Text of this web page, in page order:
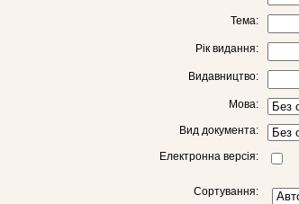
Тема:
Рік видання:
Видавництво:
Мова:
Вид документа:
Електронна версія:
Сортування: